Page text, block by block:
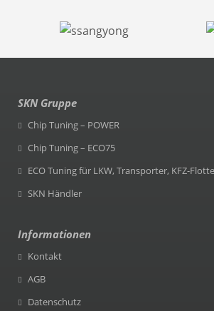
SKN Gruppe
Chip Tuning – POWER
Chip Tuning – ECO75
ECO Tuning für LKW, Transporter, KFZ-
SKN Händler
Informationen
Kontakt
AGB
Datenschutz